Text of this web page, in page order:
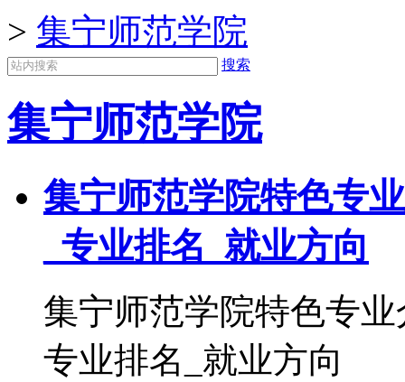
> 集宁师范学院
搜索
集宁师范学院
集宁师范学院特色专
_专业排名_就业方向
集宁师范学院特色专
专业排名_就业方